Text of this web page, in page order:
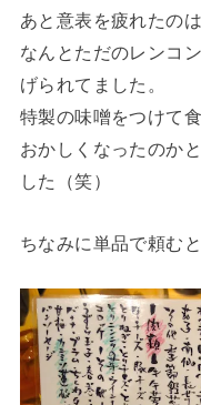
あと意表を疲れたのは
なんとただのレンコ
げられてました。
特製の味噌をつけて
おかしくなったのか
した（笑）
ちなみに単品で頼む